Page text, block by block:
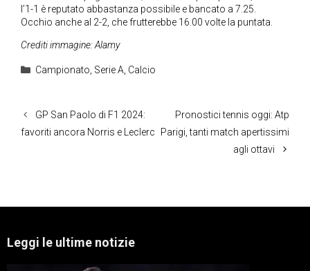
l’1-1 è reputato abbastanza possibile e bancato a 7.25.
Occhio anche al 2-2, che frutterebbe 16.00 volte la puntata.
Crediti immagine: Alamy
Categorie
Campionato, Serie A, Calcio
GP San Paolo di F1 2024:
favoriti ancora Norris e Leclerc
Pronostici tennis oggi: Atp
Parigi, tanti match apertissimi
agli ottavi
Leggi le ultime notizie